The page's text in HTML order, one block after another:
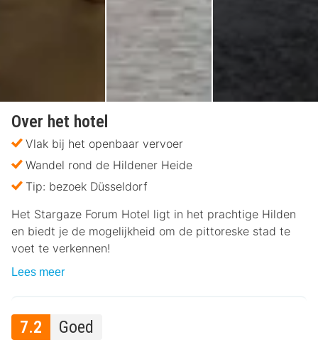
Over het hotel
Vlak bij het openbaar vervoer
Wandel rond de Hildener Heide
Tip: bezoek Düsseldorf
Het Stargaze Forum Hotel ligt in het prachtige Hilden
en biedt je de mogelijkheid om de pittoreske stad te
voet te verkennen!
Lees meer
7.2 Goed